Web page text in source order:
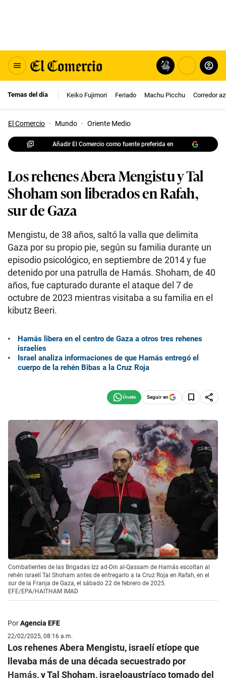
Temas del día Keiko Fujimori Feriado Machu Picchu Corredor
El Comercio · Mundo · Oriente Medio
Añadir El Comercio como fuente preferida en
Los rehenes Abera Mengistu y Tal
Shoham son liberados en Rafah,
sur de Gaza
Mengistu, de 38 años, saltó la valla que delimita
Gaza por su propio pie, según su familia durante un
episodio psicológico, en septiembre de 2014 y fue
detenido por una patrulla de Hamás. Shoham, de 40
años, fue capturado durante el ataque del 7 de
octubre de 2023 mientras visitaba a su familia en el
kibutz Beeri.
Hamás libera en el centro de Gaza a otros tres rehenes
israelíes
Israel analiza informaciones de que Hamás entregó el
cuerpo de la rehén Bibas a la Cruz Roja
Seguir en
Combatientes de las Brigadas Izz ad-Din al-Qassam de Hamás escoltan al
rehén israelí Tal Shoham antes de entregarlo a la Cruz Roja en Rafah, en el
sur de la Franja de Gaza, el sábado 22 de febrero de 2025.
EFE/EPA/HAITHAM IMAD
PorAgencia EFE
22/02/2025, 08:16 a.m.
Los rehenes Abera Mengistu, israelí etíope que
llevaba más de una década secuestrado por
Hamás, y Tal Shoham, israeloaustríaco tomado del